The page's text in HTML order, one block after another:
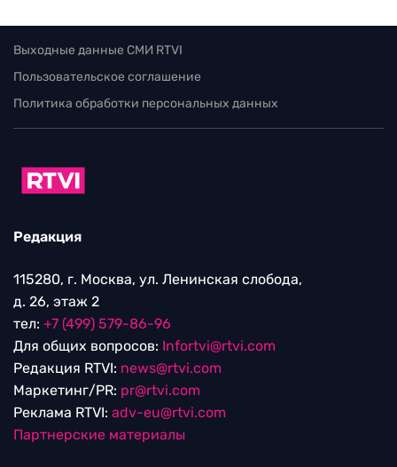
Выходные данные СМИ RTVI
Пользовательское соглашение
Политика обработки персональных данных
Редакция
115280, г. Москва, ул. Ленинская слобода,
д. 26, этаж 2
тел: +7 (499) 579-86-96
Для общих вопросов: Infortvi@rtvi.com
Редакция RTVI: news@rtvi.com
Маркетинг/PR: pr@rtvi.com
Реклама RTVI: adv-eu@rtvi.com
Партнерские материалы